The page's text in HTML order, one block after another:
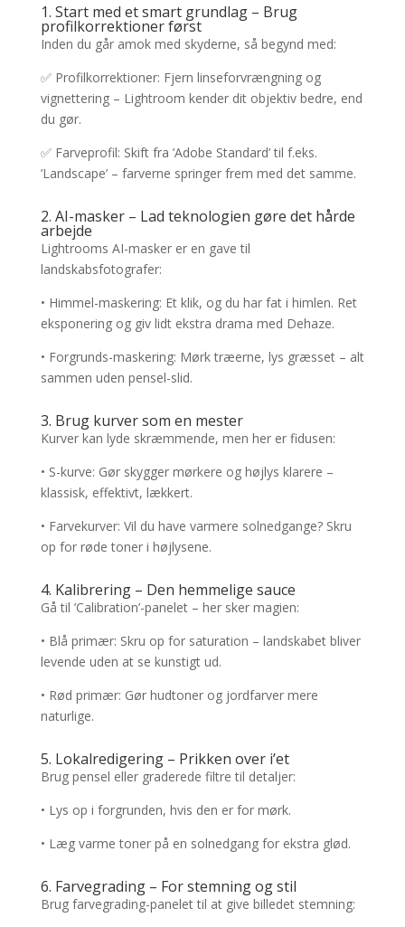
1. Start med et smart grundlag – Brug
profilkorrektioner først
Inden du går amok med skyderne, så begynd med:
✅ Profilkorrektioner: Fjern linseforvrængning og
vignettering – Lightroom kender dit objektiv bedre, end
du gør.
✅ Farveprofil: Skift fra ’Adobe Standard’ til f.eks.
’Landscape’ – farverne springer frem med det samme.
2. AI-masker – Lad teknologien gøre det hårde
arbejde
Lightrooms AI-masker er en gave til
landskabsfotografer:
• Himmel-maskering: Et klik, og du har fat i himlen. Ret
eksponering og giv lidt ekstra drama med Dehaze.
• Forgrunds-maskering: Mørk træerne, lys græsset – alt
sammen uden pensel-slid.
3. Brug kurver som en mester
Kurver kan lyde skræmmende, men her er fidusen:
• S-kurve: Gør skygger mørkere og højlys klarere –
klassisk, effektivt, lækkert.
• Farvekurver: Vil du have varmere solnedgange? Skru
op for røde toner i højlysene.
4. Kalibrering – Den hemmelige sauce
Gå til ’Calibration’-panelet – her sker magien:
• Blå primær: Skru op for saturation – landskabet bliver
levende uden at se kunstigt ud.
• Rød primær: Gør hudtoner og jordfarver mere
naturlige.
5. Lokalredigering – Prikken over i’et
Brug pensel eller graderede filtre til detaljer:
• Lys op i forgrunden, hvis den er for mørk.
• Læg varme toner på en solnedgang for ekstra glød.
6. Farvegrading – For stemning og stil
Brug farvegrading-panelet til at give billedet stemning: